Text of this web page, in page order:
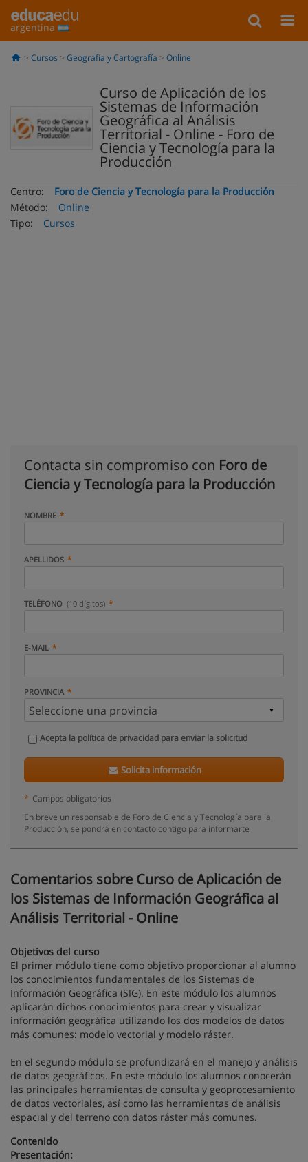
argentina
Cursos Geografía y Cartografía Online
Curso de Aplicación de los
Sistemas de Información
Geográfica al Análisis
Territorial - Online - Foro de
Ciencia y Tecnología para la
Producción
Centro:
Foro de Ciencia y Tecnología para la Producción
Método:
Online
Tipo:
Cursos
Contacta sin compromiso con Foro de
Ciencia y Tecnología para la Producción
NOMBRE
APELLIDOS
TELÉFONO (10 dígitos)
E-MAIL
PROVINCIA
Acepta la política de privacidad para enviar la solicitud
Solicita información
* Campos obligatorios
En breve un responsable de Foro de Ciencia y Tecnología para la
Producción, se pondrá en contacto contigo para informarte
Comentarios sobre Curso de Aplicación de
los Sistemas de Información Geográfica al
Análisis Territorial - Online
Objetivos del curso
El primer módulo tiene como objetivo proporcionar al alumno
los conocimientos fundamentales de los Sistemas de
Información Geográfica (SIG). En este módulo los alumnos
aplicarán dichos conocimientos para crear y visualizar
información geográfica utilizando los dos modelos de datos
más comunes: modelo vectorial y modelo ráster.
En el segundo módulo se profundizará en el manejo y análisis
de datos geográficos. En este módulo los alumnos conocerán
las principales herramientas de consulta y geoprocesamiento
de datos vectoriales, así como las herramientas de análisis
espacial y del terreno con datos ráster más comunes.
Contenido
Presentación: